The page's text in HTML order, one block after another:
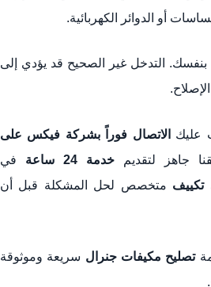
أو الدوائر الكهربائية.
بنفسك. التدخل غير الصحيح قد يؤدي إلى
عليك
الاتصال فوراً بشركة فيكس على
جاهز لتقديم خدمة 24 ساعة
في
تكييف متخصص لحل المشكلة قبل أن
تصليح مكيفات جنرال سريعة وموثوقة